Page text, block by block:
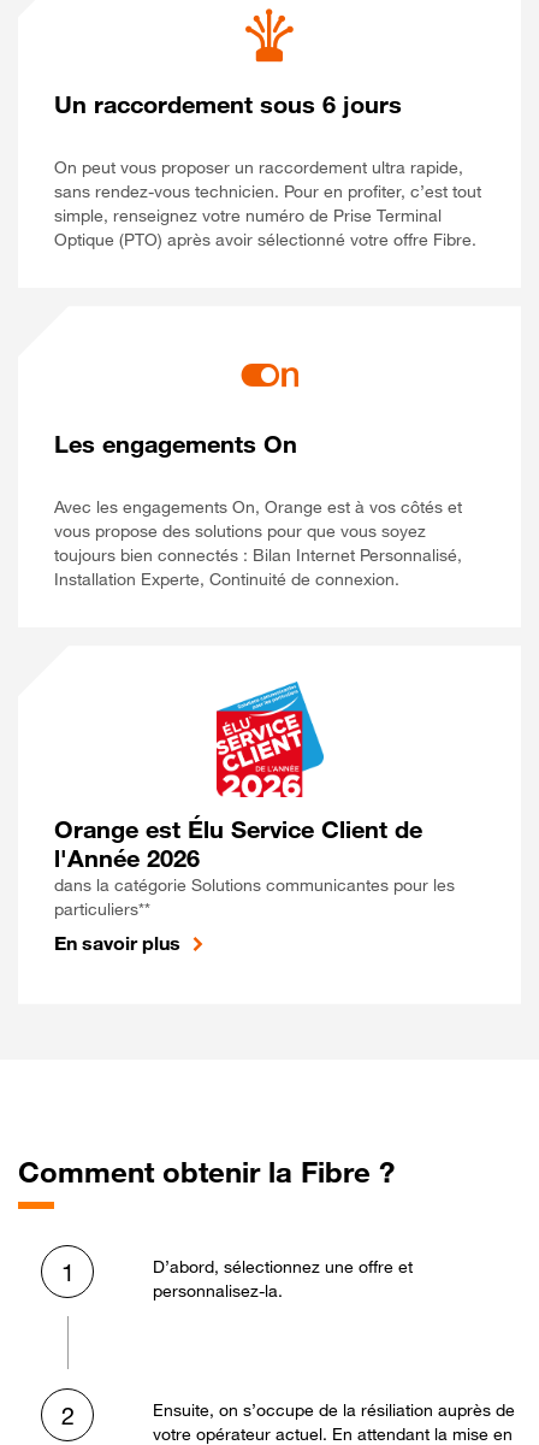
Un raccordement sous 6 jours
On peut vous proposer un raccordement ultra rapide,
sans rendez-vous technicien. Pour en profiter, c’est tout
simple, renseignez votre numéro de Prise Terminal
Optique (PTO) après avoir sélectionné votre offre Fibre.
Les engagements On
Avec les engagements On, Orange est à vos côtés et
vous propose des solutions pour que vous soyez
toujours bien connectés : Bilan Internet Personnalisé,
Installation Experte, Continuité de connexion.
Orange est Élu Service Client de
l'Année 2026
dans la catégorie Solutions communicantes pour les
particuliers**
En savoir plus
Comment obtenir la Fibre ?
1
D’abord, sélectionnez une offre et
personnalisez-la.
2
Ensuite, on s’occupe de la résiliation auprès de
votre opérateur actuel. En attendant la mise en